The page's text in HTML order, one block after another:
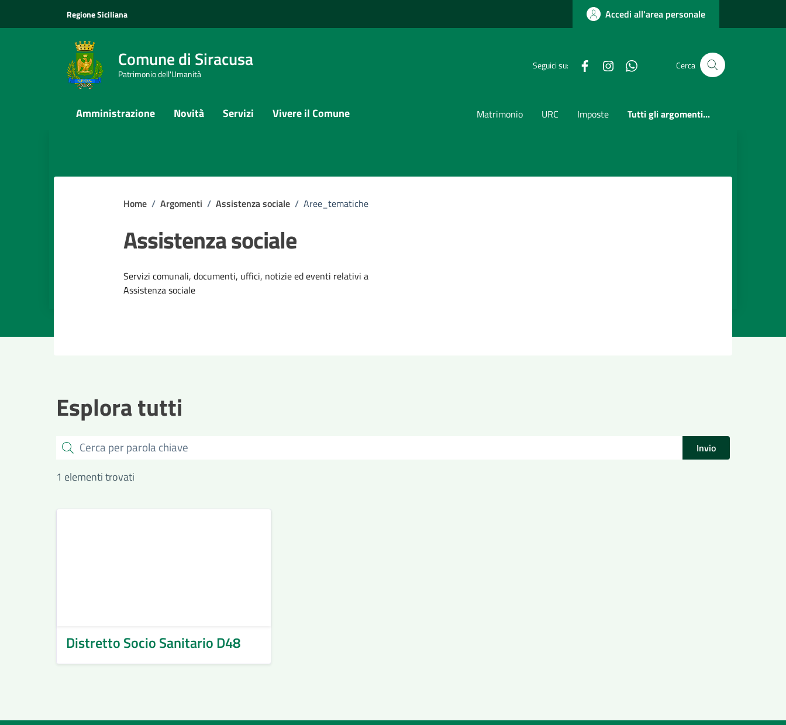
Regione Siciliana Accedi all'area personale
Comune di Siracusa
Patrimonio dell'Umanità
Seguici su: FacebookInstagramwhatsappCerca
Amministrazione Novità Servizi Vivere il Comune Matrimonio URC Imposte Tutti gli argomenti...
Home / Argomenti / Assistenza sociale / Aree_tematiche
Assistenza sociale
Dettagli dell'argomento
Servizi comunali, documenti, uffici, notizie ed eventi relativi a
Assistenza sociale
Esplora tutti
Cerca Invio
1 elementi trovati
Distretto Socio Sanitario D48